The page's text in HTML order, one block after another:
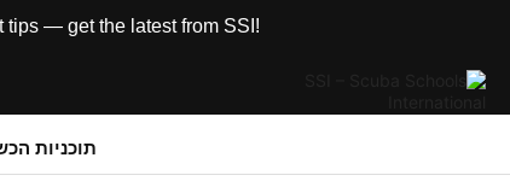
tips — get the latest from SSI!
תוכניות